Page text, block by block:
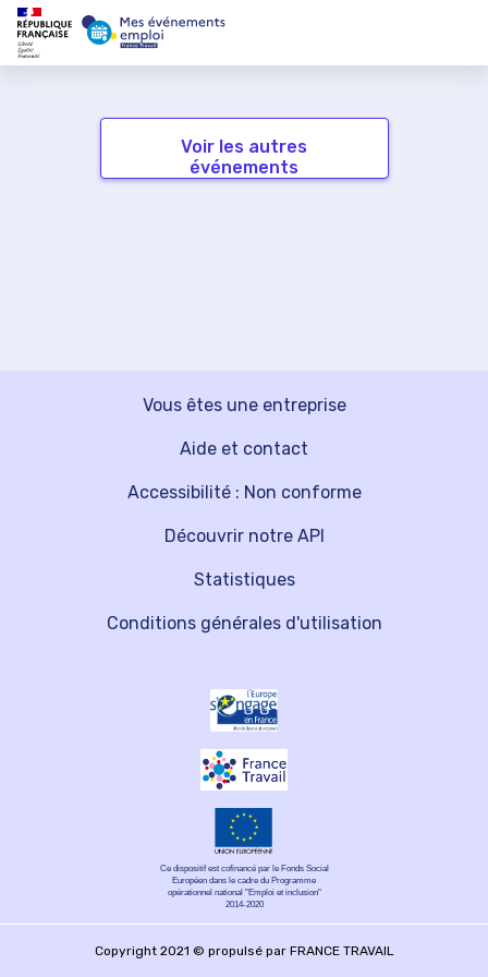
Voir les autres
événements
Vous êtes une entreprise
Découvrir notre API
Aide et contact
Statistiques
Accessibilité : Non conforme
Conditions générales d'utilisation
Ce dispositif est cofinancé par le Fonds Social
Européen dans le cadre du Programme
opérationnel national "Emploi et inclusion"
2014-2020
Copyright 2021 © propulsé par FRANCE TRAVAIL